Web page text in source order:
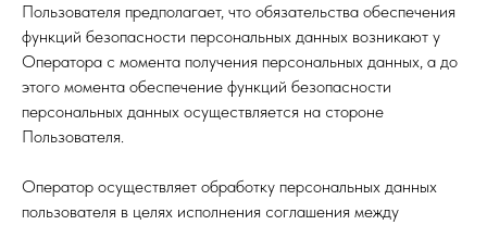
Пользователя предполагает, что обязательства обеспечения
функций безопасности персональных данных возникают у
Оператора с момента получения персональных данных, а до
этого момента обеспечение функций безопасности
персональных данных осуществляется на стороне
Пользователя.
Оператор осуществляет обработку персональных данных
пользователя в целях исполнения соглашения между